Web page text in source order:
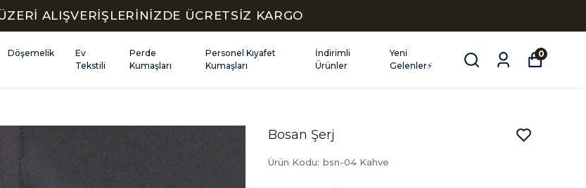
ALIŞVERİŞLERİNİZDE ÜCRETSİZ KARGO
Döşemelik
Ev
Tekstili
Perde
Kumaşları
Personel Kıyafet
Kumaşları
İndirimli
Ürünler
Yeni
Gelenler⚡
0
Bosan Şerj
Ürün Kodu: bsn-04 Kahve